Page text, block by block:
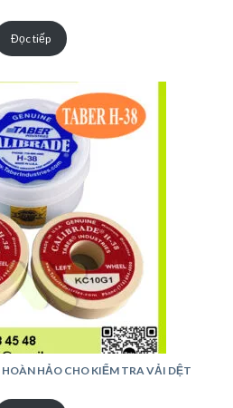
Đọc tiếp
HẢO CHO KIỂM TRA VẢI DỆT